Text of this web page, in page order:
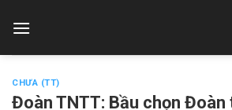
CHƯA (TT)
Đoàn TNTT: Bầu chọn Đoàn